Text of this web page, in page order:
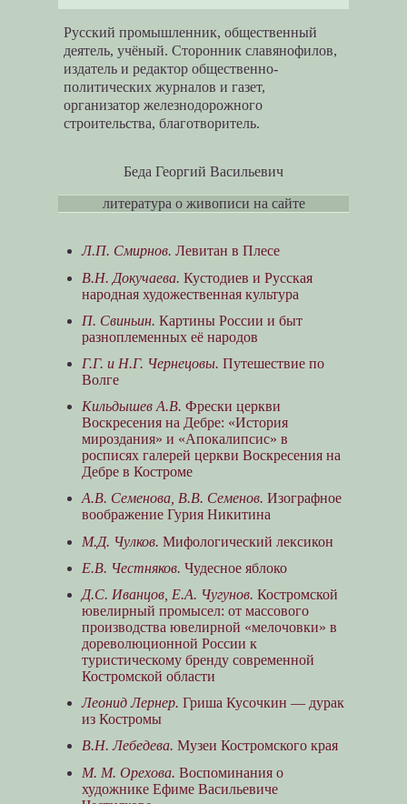
Русский промышленник, общественный
деятель, учёный. Сторонник славянофилов,
издатель и редактор общественно-
политических журналов и газет,
организатор железнодорожного
строительства, благотворитель.
Беда Георгий Васильевич
литература о живописи на сайте
Л.П. Смирнов. Левитан в Плесе
В.Н. Докучаева. Кустодиев и Русская
народная художественная культура
П. Свиньин. Картины России и быт
разноплеменных её народов
Г.Г. и Н.Г. Чернецовы. Путешествие по
Волге
Кильдышев А.В. Фрески церкви
Воскресения на Дебре: «История
мироздания» и «Апокалипсис» в
росписях галерей церкви Воскресения на
Дебре в Костроме
А.В. Семенова, В.В. Семенов. Изографное
воображение Гурия Никитина
М.Д. Чулков. Мифологический лексикон
Е.В. Честняков. Чудесное яблоко
Д.С. Иванцов, Е.А. Чугунов. Костромской
ювелирный промысел: от массового
производства ювелирной «мелочовки» в
дореволюционной России к
туристическому бренду современной
Костромской области
Леонид Лернер. Гриша Кусочкин — дурак
из Костромы
В.Н. Лебедева. Музеи Костромского края
М. М. Орехова. Воспоминания о
художнике Ефиме Васильевиче